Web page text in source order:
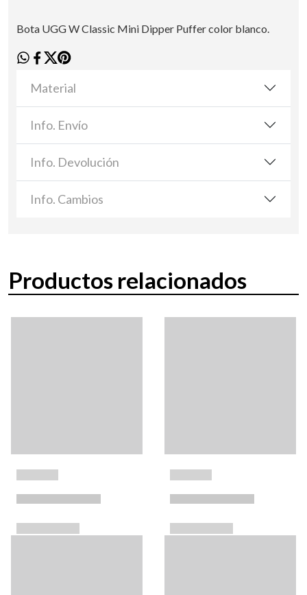
Bota UGG W Classic Mini Dipper Puffer color blanco.
Material
Info. Envío
Info. Devolución
Info. Cambios
Productos relacionados